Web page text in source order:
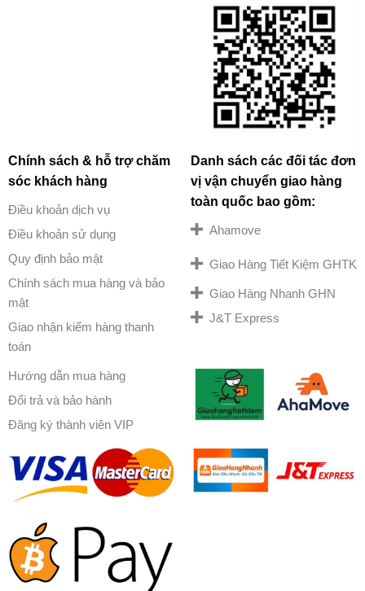
Chính sách & hỗ trợ chăm
sóc khách hàng
Điều khoản dịch vụ
Điều khoản sử dụng
Quy định bảo mật
Chính sách mua hàng và bảo
mật
Giao nhận kiểm hàng thanh
toán
Hướng dẫn mua hàng
Đổi trả và bảo hành
Đăng ký thành viên VIP
Danh sách các đối tác đơn
vị vận chuyển giao hàng
toàn quốc bao gồm:
Ahamove
Giao Hàng Tiết Kiệm GHTK
Giao Hàng Nhanh GHN
J&T Express